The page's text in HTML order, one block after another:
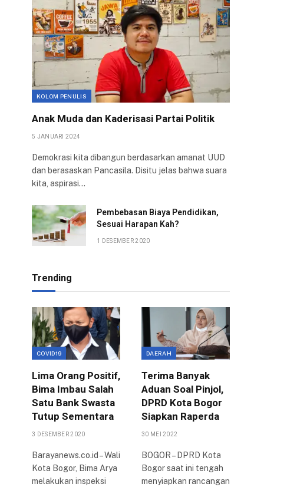
KOLOM PENULIS
Anak Muda dan Kaderisasi Partai Politik
5 JANUARI 2024
Demokrasi kita dibangun berdasarkan amanat UUD
dan berasaskan Pancasila. Disitu jelas bahwa suara
kita, aspirasi…
Pembebasan Biaya Pendidikan,
Sesuai Harapan Kah?
1 DESEMBER 2020
Trending
COVID19
Lima Orang Positif,
Bima Imbau Salah
Satu Bank Swasta
Tutup Sementara
3 DESEMBER 2020
Barayanews.co.id – Wali
Kota Bogor, Bima Arya
melakukan inspeksi
DAERAH
Terima Banyak
Aduan Soal Pinjol,
DPRD Kota Bogor
Siapkan Raperda
30 MEI 2022
BOGOR – DPRD Kota
Bogor saat ini tengah
menyiapkan rancangan